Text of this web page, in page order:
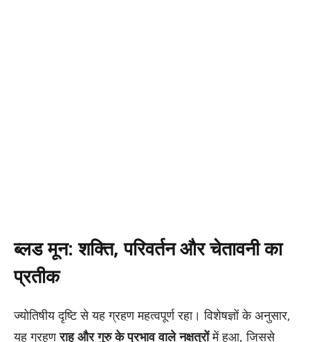
ब्लड मून: शक्ति, परिवर्तन और चेतावनी का
प्रतीक
ज्योतिषीय दृष्टि से यह ग्रहण महत्वपूर्ण रहा। विशेषज्ञों के अनुसार,
यह ग्रहणराहु और गुरु के प्रभाव वाले नक्षत्रोंमें हुआ, जिससे